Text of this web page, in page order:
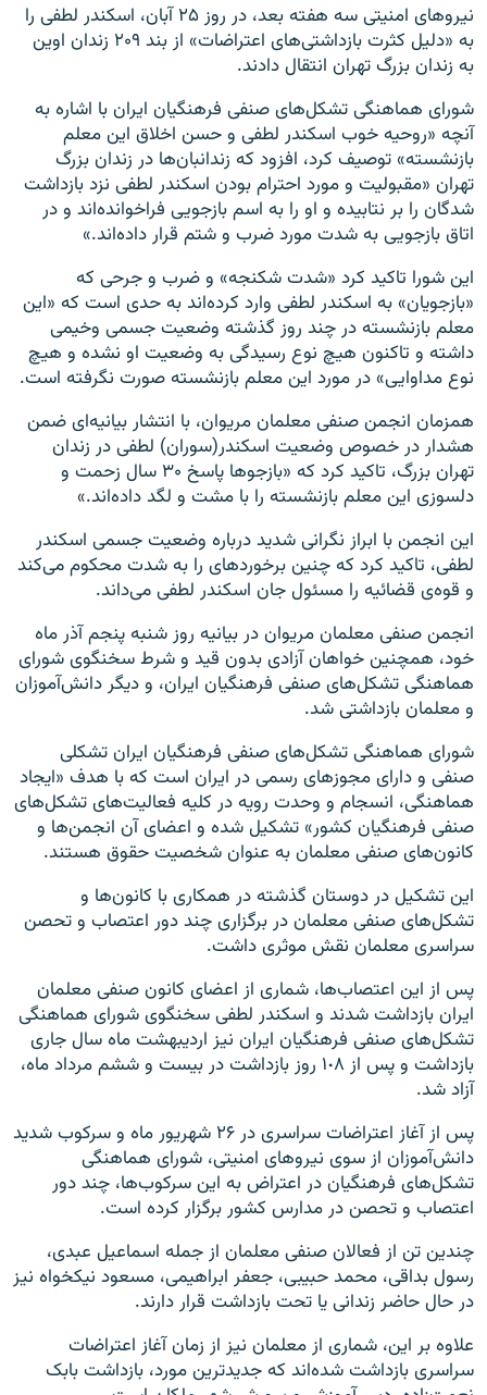
نیروهای امنیتی سه هفته بعد، در روز ۲۵ آبان، اسکندر لطفی را
به «دلیل کثرت بازداشتی‌های اعتراضات» از بند ۲۰۹ زندان اوین
به زندان بزرگ تهران انتقال دادند.
شورای هماهنگی تشکل‌های صنفی فرهنگیان ایران با اشاره به
آنچه «روحیه‌ خوب اسکندر لطفی و حسن اخلاق این معلم
بازنشسته» توصیف کرد، افزود که زندانبان‌ها در زندان بزرگ
تهران «مقبولیت و مورد احترام بودن اسکندر لطفی نزد بازداشت
شدگان را بر نتابیده و او را به اسم بازجویی فراخواند‌ه‌اند و در
اتاق بازجویی به شدت مورد ضرب و شتم قرار داده‌اند.»
این شورا تاکید کرد «شدت شکنجه» و ضرب و جرحی که
«بازجویان» به اسکندر لطفی وارد کرده‌اند به حدی است که «این
معلم بازنشسته در چند روز گذشته وضعیت جسمی وخیمی
داشته و تاکنون هیچ نوع رسیدگی‌ به وضعیت او نشده و هیچ
نوع مداوایی» در مورد این معلم بازنشسته صورت نگرفته است.
همزمان انجمن صنفی معلمان مریوان، با انتشار بیانیه‌ای ضمن
هشدار در خصوص وضعیت اسکندر(سوران) لطفی در زندان
تهران بزرگ، تاکید کرد که «بازجوها پاسخ ۳۰ سال زحمت و
دلسوزی این معلم بازنشسته را با مشت و لگد داده‌اند.»
این انجمن با ابراز نگرانی شدید درباره وضعیت جسمی اسکندر
لطفی، تاکید کرد که چنین برخوردهای را به شدت محکوم می‌کند
و قوه‌ی قضائیه را مسئول جان اسکندر لطفی می‌داند.
انجمن صنفی معلمان مریوان در بیانیه روز شنبه پنجم آذر ماه
خود، همچنین خواهان آزادی بدون ‌قید و شرط سخنگوی شورای
هماهنگی تشکل‌های صنفی فرهنگیان ایران، و دیگر دانش‌آموزان
و معلمان بازداشتی شد.
شورای هماهنگی تشکل‌های صنفی فرهنگیان ایران تشکلی
صنفی و دارای مجوزهای رسمی در ایران است که با هدف «ایجاد
هماهنگی، انسجام و وحدت رویه در کلیه فعالیت‌های تشکل‌های
صنفی فرهنگیان کشور» تشکیل شده و اعضای آن انجمن‌ها و
کانون‌های صنفی معلمان به عنوان شخصیت حقوق هستند.
این تشکیل در دوستان گذشته در همکاری با کانون‌ها و
تشکل‌های صنفی معلمان در برگزاری چند دور اعتصاب و تحصن
سراسری معلمان نقش موثری داشت.
پس از این اعتصاب‌ها، شماری از اعضای کانون صنفی معلمان
ایران بازداشت شدند و اسکندر لطفی سخنگوی شورای هماهنگی
تشکل‌های صنفی فرهنگیان ایران نیز اردیبهشت ماه سال جاری
بازداشت و پس از ١٠٨ روز بازداشت در بیست و ششم مرداد ماه،
آزاد شد.
پس از آغاز اعتراضات سراسری در ۲۶ شهریور ماه و سرکوب شدید
دانش‌آموزان از سوی نیروهای امنیتی، شورای هماهنگی
تشکل‌های فرهنگیان در اعتراض به این سرکوب‌ها، چند دور
اعتصاب و تحصن در مدارس کشور برگزار کرده است.
چندین تن از فعالان صنفی معلمان از جمله اسماعیل عبدی،
رسول بداقی، محمد حبیبی، جعفر ابراهیمی، مسعود نیکخواه نیز
در حال حاضر زندانی یا تحت بازداشت قرار دارند.
علاوه بر این، شماری از معلمان نیز از زمان آغاز اعتراضات
سراسری بازداشت شده‌اند که جدیدترین مورد، بازداشت بابک